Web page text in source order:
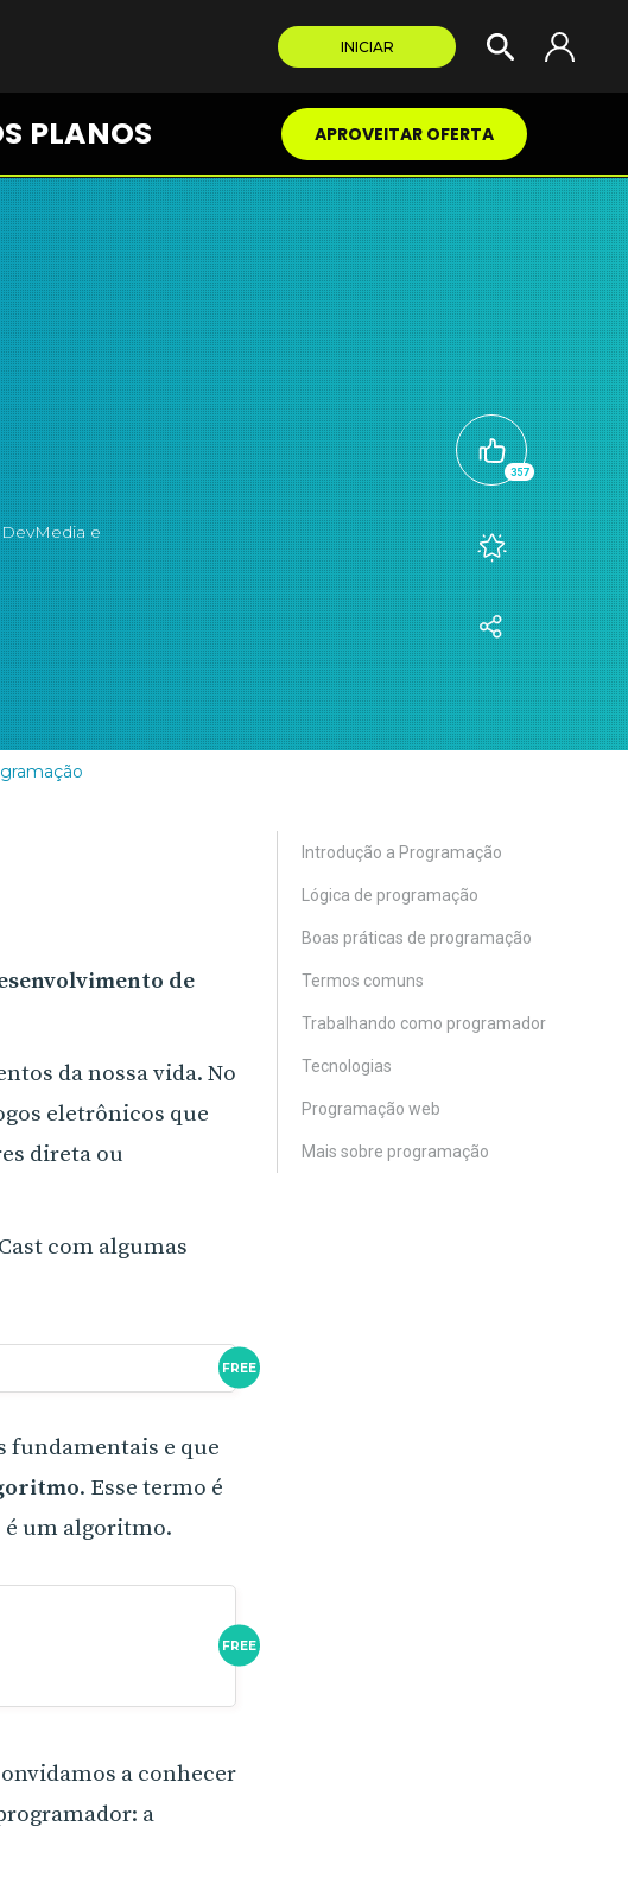
INICIAR
PLANOS APROVEITAR OFERTA
e
357
de
da nossa vida. No
eletrônicos que
direta ou
com algumas
FREE
fundamentais e que
. Esse termo é
é um algoritmo.
FREE
a conhecer
a
Introdução a Programação
Lógica de programação
Boas práticas de programação
Termos comuns
Trabalhando como programador
Tecnologias
Programação web
Mais sobre programação